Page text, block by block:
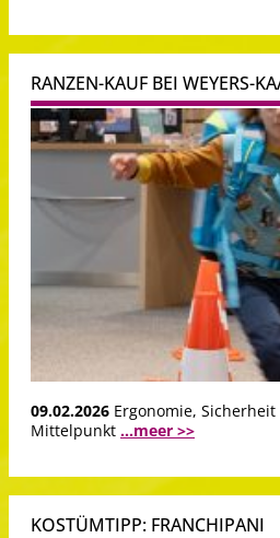
RANZEN-KAUF BEI WEYERS-
09.02.2026 Ergonomie,
Mittelpunkt ...meer >>
KOSTÜMTIPP: FRANCHIPANI